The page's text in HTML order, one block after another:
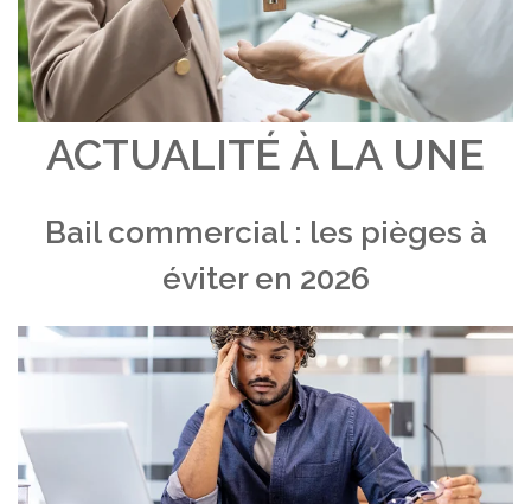
ACTUALITÉ À LA UNE
Bail commercial : les pièges à
éviter en 2026